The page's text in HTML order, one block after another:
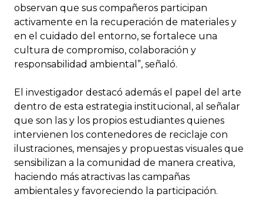
observan que sus compañeros participan
activamente en la recuperación de materiales y
en el cuidado del entorno, se fortalece una
cultura de compromiso, colaboración y
responsabilidad ambiental”, señaló.
El investigador destacó además el papel del arte
dentro de esta estrategia institucional, al señalar
que son las y los propios estudiantes quienes
intervienen los contenedores de reciclaje con
ilustraciones, mensajes y propuestas visuales que
sensibilizan a la comunidad de manera creativa,
haciendo más atractivas las campañas
ambientales y favoreciendo la participación.